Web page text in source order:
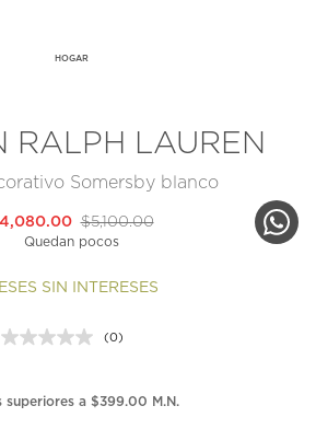
HOGAR
RALPH LAUREN
Somersby blanco
$5,100.00
Quedan pocos
SIN INTERESES
Sin
en
(0)
superiores a $399.00 M.N.